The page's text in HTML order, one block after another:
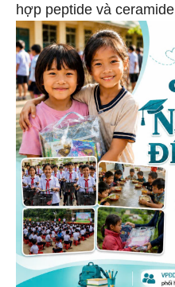
hợp peptide và ceramide.